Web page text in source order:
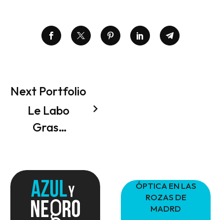
Next Portfolio
Le Labo
Grasse
Packaging
(Demo)
ÓPTICA EN LAS
ROZAS DE
MADRD